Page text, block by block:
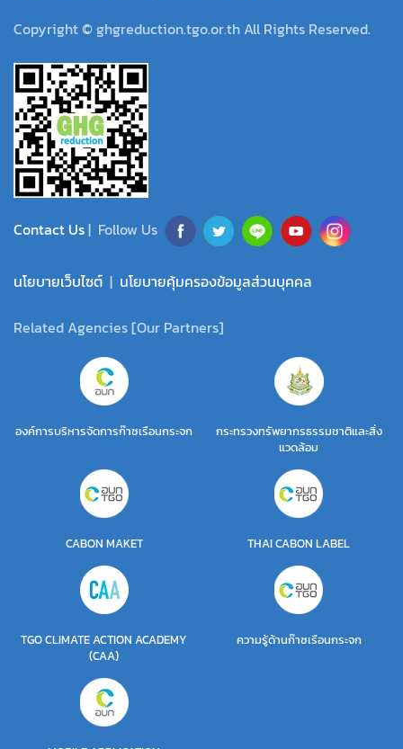
Copyright © ghgreduction.tgo.or.th All Rights Reserved.
Contact Us| Follow Us
นโยบายเว็บไซต์ | นโยบายคุ้มครองข้อมูลส่วนบุคคล
Related Agencies [Our Partners]
องค์การบริหารจัดการก๊าซเรือนกระจก
กระทรวงทรัพยากรธรรมชาติและสิ่ง
แวดล้อม
CABON MAKET THAI CABON LABEL
TGO CLIMATE ACTION ACADEMY
(CAA)
ความรู้ด้านก๊าซเรือนกระจก